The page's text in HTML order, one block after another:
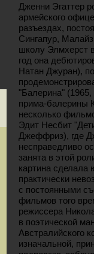
Дженни Эгаттер
армейского
разъездах,
Сингапур,
школу Элмхерст
год она
Натан Джуран),
"Балерина"
прима-балерины
несколько
Эдит Несбит
Джеффриз), где
несправедливо
занята в этой
картина сделала
практически
с постоянными
фильмов того
режиссера
в поэтической
Австралийского
изначальной,